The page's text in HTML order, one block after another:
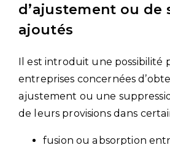
d’ajustement ou de
ajoutés
Il est introduit une possibilité
entreprises concernées
ajustement ou une
de leurs provisions dans
fusion ou absorption